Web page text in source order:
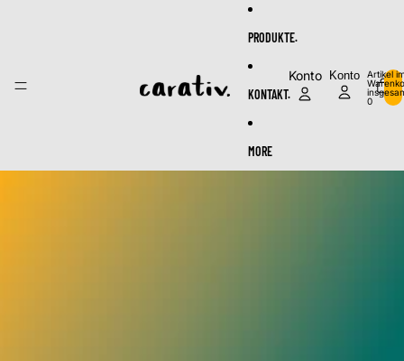
PRODUKTE.
KONTAKT.
MORE
Konto Konto
Artikel
0